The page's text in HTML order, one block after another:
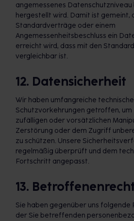
angemessenes
hergestellt wird. Damit ist gemeint,
Standardverträge oder einem
Angemessenheitsbeschluss ein
erreicht wird, dass mit den
vergleichbar ist.
12. Datensicherheit
Wir haben umfangreiche
Schutzvorkehrungen getroffen, um
zufälligen oder vorsätzlichen
Zerstörung oder dem Zugriff
zu schützen. Unsere
regelmäßig überprüft und dem
Fortschritt angepasst.
13.
Sie haben gegenüber uns folgende
der Sie betreffenden